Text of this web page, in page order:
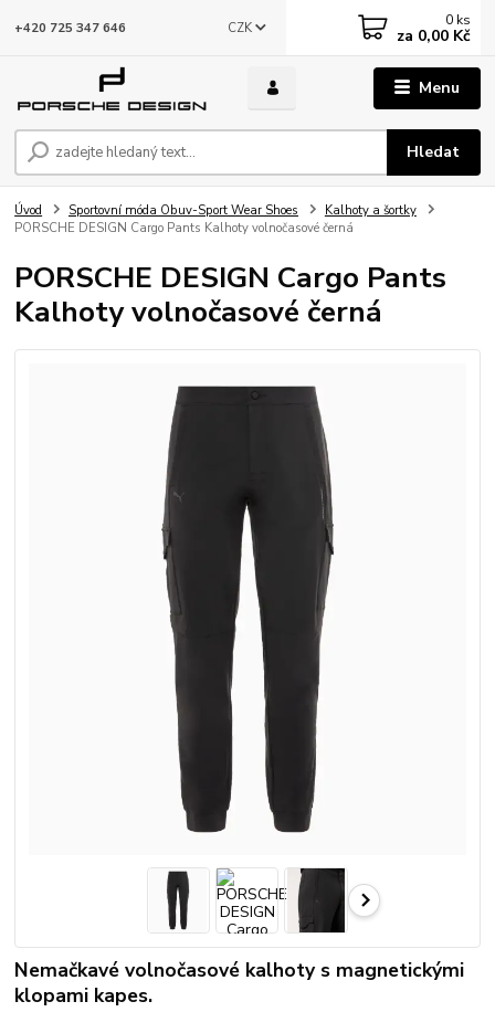
Menu
CZK
Hledat
+420 725 347 646 0 ks
za 0,00 Kč
Úvod Sportovní móda Obuv-Sport Wear Shoes
Kalhoty a šortky
PORSCHE DESIGN Cargo Pants Kalhoty volnočasové černá
PORSCHE DESIGN Cargo Pants
Kalhoty volnočasové černá
Nemačkavé volnočasové kalhoty s magnetickými
klopami kapes.